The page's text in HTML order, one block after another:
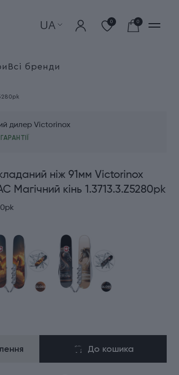
UA 0 0
Всі бренди
дилер Victorinox
ніж 91мм Victorinox
Магічний кінь 1.3713.3.Z5280pk
До кошика